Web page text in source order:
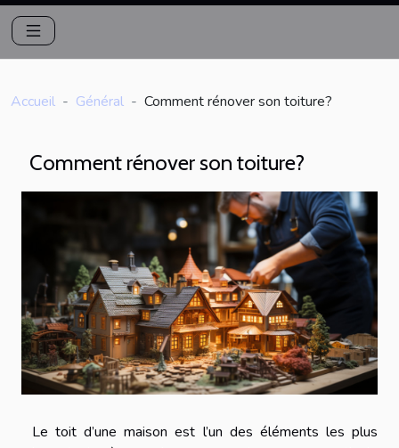
Accueil Général Comment rénover son toiture?
Comment rénover son toiture?
Le toit d’une maison est l’un des éléments les plus